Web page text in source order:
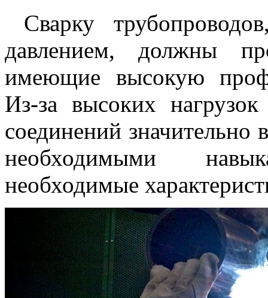
Сварку
давлением, должны
имеющие высокую
Из-за высоких
соединений
необходимыми
необходимые